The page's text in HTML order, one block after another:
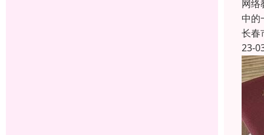
网络
中的
长春
23-